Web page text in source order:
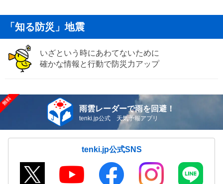
「知る防災」地震
いざという時にあわてないために
確かな情報と行動で防災力アップ
雨雲レーダーで雨を回避！
tenki.jp公式 天気予報アプリ
tenki.jp公式SNS